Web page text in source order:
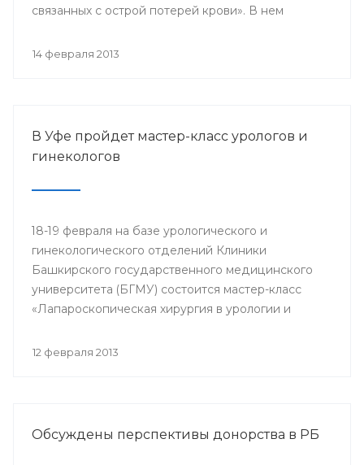
связанных с острой потерей крови». В нем
лечебной работе, акушеры-гинекологи, хирурги,
14 февраля 2013
В Уфе пройдет мастер-класс урологов и
гинекологов
18-19 февраля на базе урологического и
гинекологического отделений Клиники
Башкирского государственного медицинского
университета (БГМУ) состоится мастер-класс
«Лапароскопическая хирургия в урологии и
врачи урологи, хирурги, онкологи республики, а
12 февраля 2013
Обсуждены перспективы донорства в РБ